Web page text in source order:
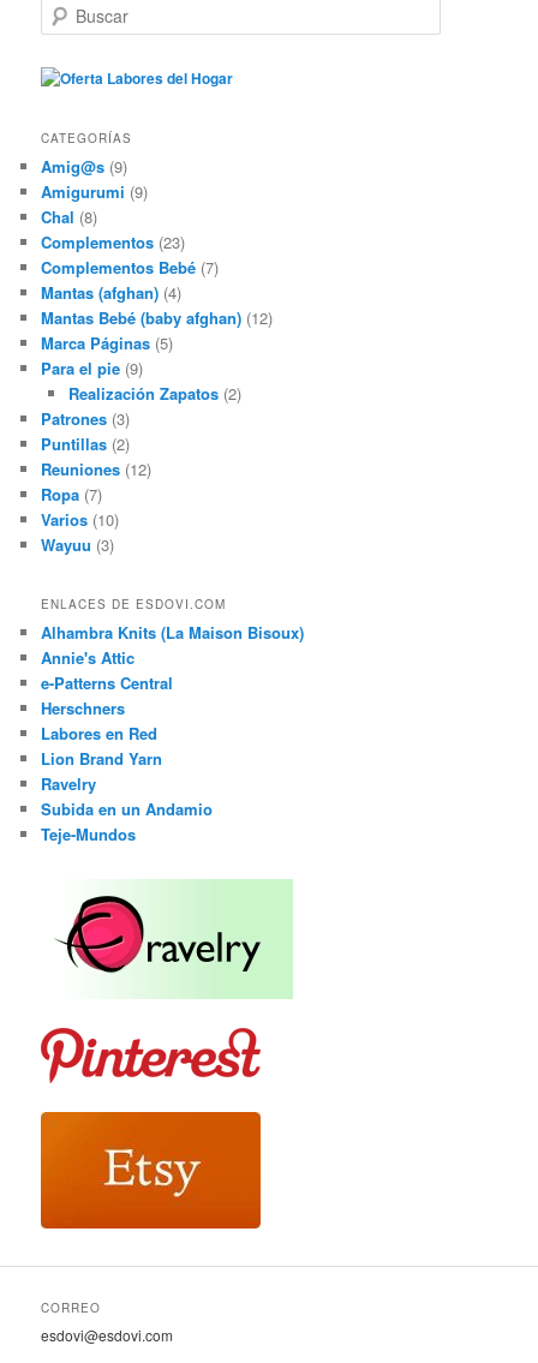
u
c
CATEGORÍAS
Amig@s (9)
Amigurumi (9)
Chal (8)
Complementos (23)
Complementos Bebé (7)
Mantas (afghan) (4)
Mantas Bebé (baby afghan) (12)
Marca Páginas (5)
Para el pie (9)
Realización Zapatos(2)
Patrones (3)
Puntillas (2)
Reuniones (12)
Ropa (7)
Varios (10)
Wayuu (3)
ENLACES DE ESDOVI.COM
Alhambra Knits (La Maison Bisoux)
Annie's Attic
e-Patterns Central
Herschners
Labores en Red
Lion Brand Yarn
Ravelry
Subida en un Andamio
Teje-Mundos
CORREO
esdovi@esdovi.com